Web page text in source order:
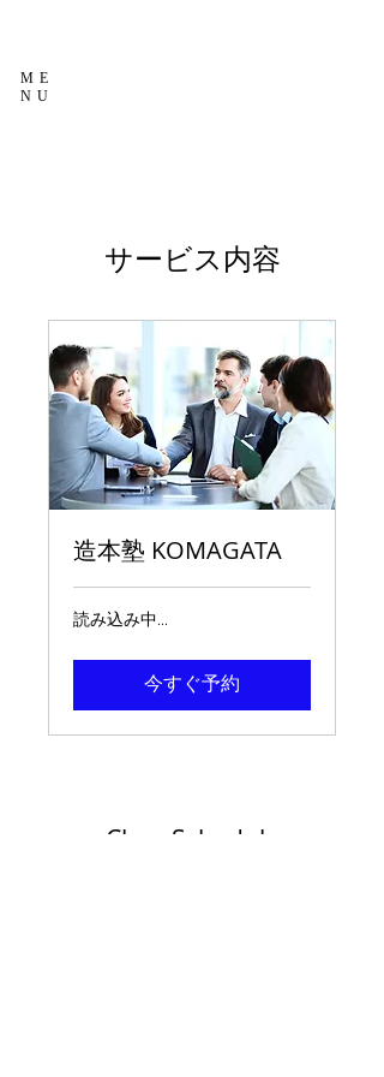
ME
NU
サービス内容
造本塾 KOMAGATA
読み込み中...
今すぐ予約
Class Schedule